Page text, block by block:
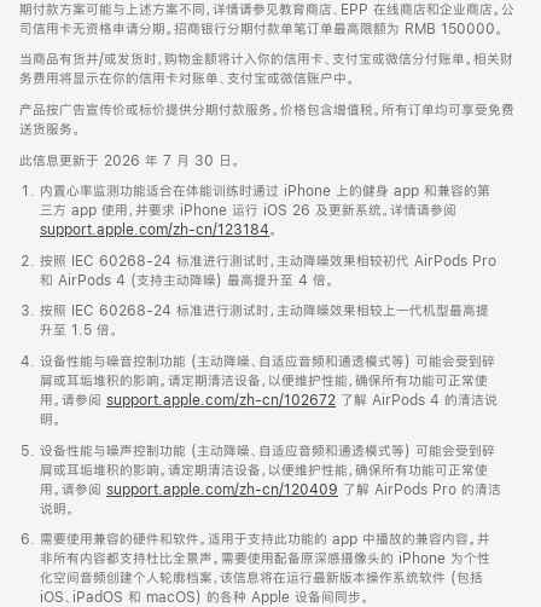
期付款方案可能与上述方案不同，详情请参见教育商店、EPP 在线商店和企业商店。公
司信用卡无资格申请分期。招商银行分期付款单笔订单最高限额为 RMB 150000。
当商品有货并/或发货时，购物金额将计入你的信用卡、支付宝或微信分付账单。相关财
务费用将显示在你的信用卡对账单、支付宝或微信账户中。
产品按广告宣传价或标价提供分期付款服务。价格包含增值税。所有订单均可享受免费
送货服务。
此信息更新于 2026 年 7 月 30 日。
内置心率监测功能适合在体能训练时通过 iPhone 上的健身 app 和兼容的第
三方 app 使用，并要求 iPhone 运行 iOS 26 及更新系统。详情请参阅
support.apple.com/zh-cn/123184。
按照 IEC 60268-24 标准进行测试时，主动降噪效果相较初代 AirPods Pro
和 AirPods 4 (支持主动降噪) 最高提升至 4 倍。
按照 IEC 60268-24 标准进行测试时，主动降噪效果相较上一代机型最高提
升至 1.5 倍。
设备性能与噪音控制功能 (主动降噪、自适应音频和通透模式等) 可能会受到碎
屑或耳垢堆积的影响。请定期清洁设备，以便维护性能，确保所有功能可正常使
用。请参阅 support.apple.com/zh-cn/102672 了解 AirPods 4 的清洁说
明。
设备性能与噪声控制功能 (主动降噪、自适应音频和通透模式等) 可能会受到碎
屑或耳垢堆积的影响。请定期清洁设备，以便维护性能，确保所有功能可正常使
用。请参阅 support.apple.com/zh-cn/120409 了解 AirPods Pro 的清洁
说明。
需要使用兼容的硬件和软件。适用于支持此功能的 app 中播放的兼容内容。并
非所有内容都支持杜比全景声。需要使用配备原深感摄像头的 iPhone 为个性
化空间音频创建个人轮廓档案，该信息将在运行最新版本操作系统软件 (包括
iOS、iPadOS 和 macOS) 的各种 Apple 设备间同步。